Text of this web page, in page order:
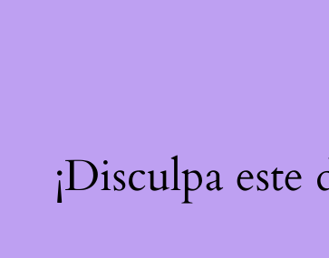
¡Disculpa